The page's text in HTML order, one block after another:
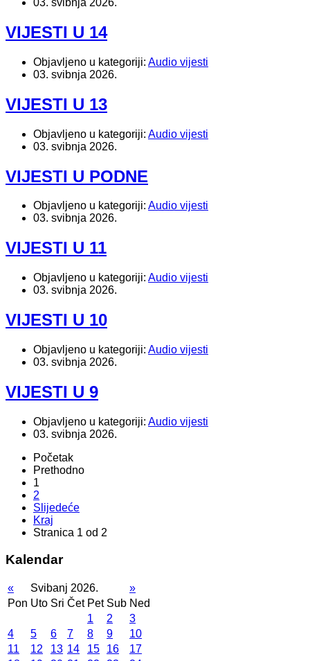
03. svibnja 2026.
VIJESTI U 14
Objavljeno u kategoriji: Audio vijesti
03. svibnja 2026.
VIJESTI U 13
Objavljeno u kategoriji: Audio vijesti
03. svibnja 2026.
VIJESTI U PODNE
Objavljeno u kategoriji: Audio vijesti
03. svibnja 2026.
VIJESTI U 11
Objavljeno u kategoriji: Audio vijesti
03. svibnja 2026.
VIJESTI U 10
Objavljeno u kategoriji: Audio vijesti
03. svibnja 2026.
VIJESTI U 9
Objavljeno u kategoriji: Audio vijesti
03. svibnja 2026.
Početak
Prethodno
1
2
Slijedeće
Kraj
Stranica 1 od 2
Kalendar
« Svibanj 2026.
»
Pon Uto Sri Čet Pet Sub Ned
1
2
3
4
5 6 7 8 9
10
11
12 13 14 15 16
17